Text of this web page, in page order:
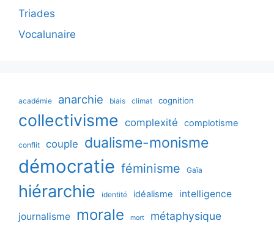
Triades
Vocalunaire
académie anarchie biais climat cognition
collectivisme complexité complotisme
conflit couple dualisme-monisme
démocratie féminisme Gaïa
hiérarchie identité idéalisme
intelligence
journalisme morale mort
métaphysique